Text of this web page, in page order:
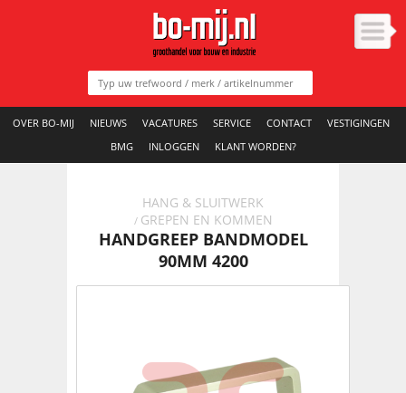
OVER BO-MIJ NIEUWS VACATURES SERVICE CONTACT
VESTIGINGEN
BMG
INLOGGEN KLANT WORDEN?
HANG & SLUITWERK
/ GREPEN EN KOMMEN
HANDGREEP BANDMODEL
90MM 4200